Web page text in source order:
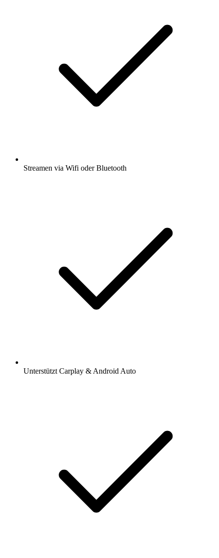
Streamen via Wifi oder Bluetooth
Unterstützt Carplay & Android Auto